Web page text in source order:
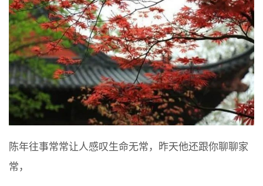
陈年往事常常让人感叹生命无常，昨天他还跟你聊聊家
常，